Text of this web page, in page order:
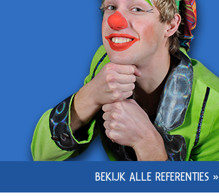
BEKIJK ALLE REFERENTIES »